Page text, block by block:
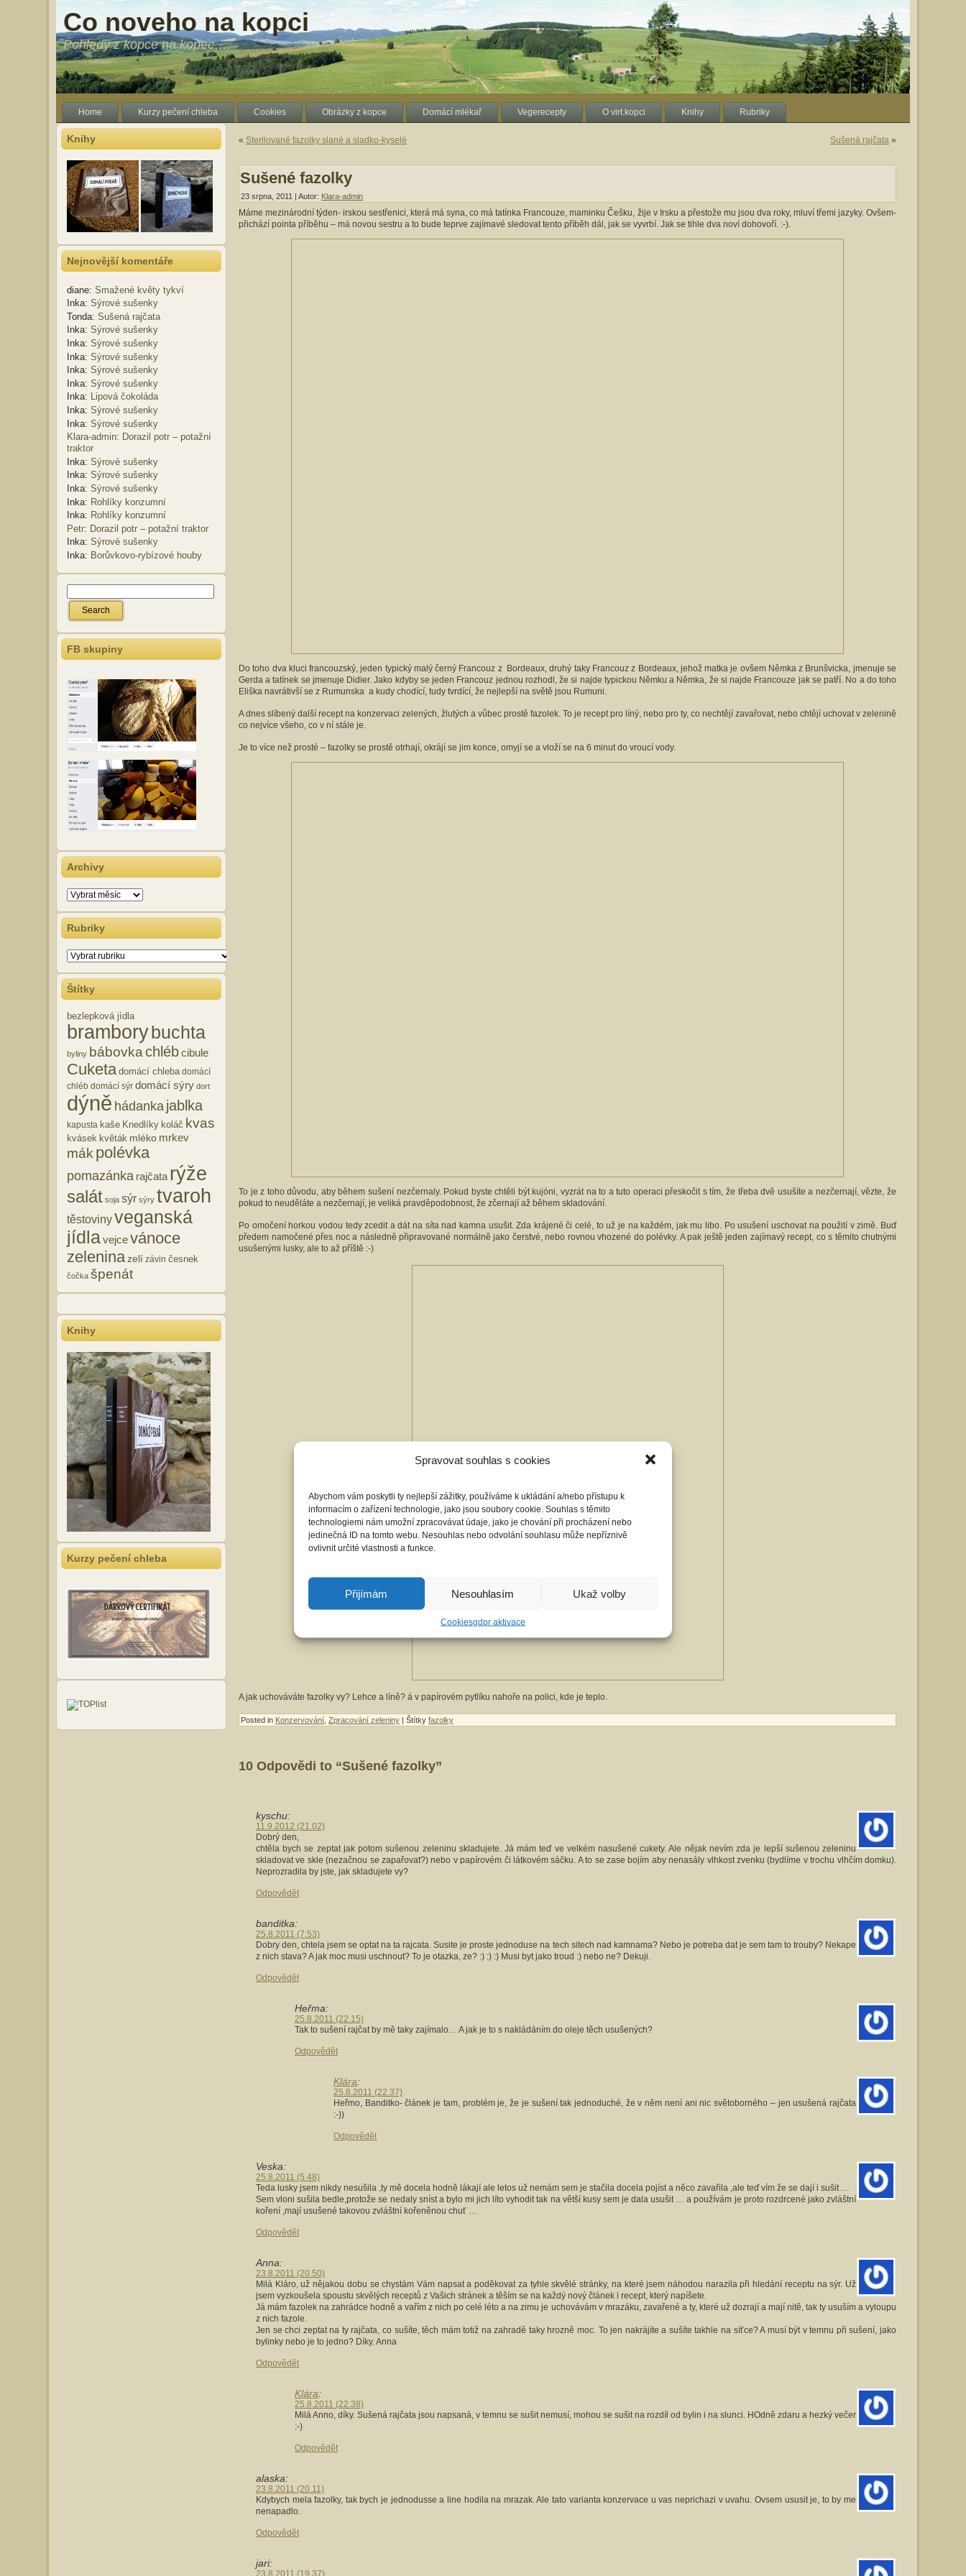
Spravovat souhlas s cookies
Abychom vám poskytli ty nejlepší zážitky, používáme k ukládání a/nebo přístupu k
informacím o zařízení technologie, jako jsou soubory cookie. Souhlas s těmito
technologiemi nám umožní zpracovávat údaje, jako je chování při procházení nebo
jedinečná ID na tomto webu. Nesouhlas nebo odvolání souhlasu může nepříznivě
ovlivnit určité vlastnosti a funkce.
Přijímám Nesouhlasím Ukaž volby
Cookiesgdpr aktivace
Co noveho na kopci
Pohledy z kopce na kopec….
Home Kurzy pečení chleba Cookies Obrázky z kopce Domácí mlékař Vegerecepty O virt.kopci Knihy Rubriky
Knihy
Nejnovější komentáře
diane: Smažené květy tykví
Inka: Sýrové sušenky
Tonda: Sušená rajčata
Inka: Sýrové sušenky
Inka: Sýrové sušenky
Inka: Sýrové sušenky
Inka: Sýrové sušenky
Inka: Sýrové sušenky
Inka: Lipová čokoláda
Inka: Sýrové sušenky
Inka: Sýrové sušenky
Klara-admin: Dorazil potr – potažní
traktor
Inka: Sýrové sušenky
Inka: Sýrové sušenky
Inka: Sýrové sušenky
Inka: Rohlíky konzumní
Inka: Rohlíky konzumní
Petr: Dorazil potr – potažní traktor
Inka: Sýrové sušenky
Inka: Borůvkovo-rybízové houby
FB skupiny
Archivy
Archivy
Rubriky
Rubriky
Štítky
bezlepková jídla
brambory buchta
byliny bábovkachlébcibule
Cuketa domácí chleba domácí
chléb domácí sýr domácí sýry dort
dýně hádanka jablka
kapusta kaše Knedlíky koláč kvas
kvásek květák mléko mrkev
mákpolévka
pomazánka rajčata rýže
salát soja sýr sýry tvaroh
těstovinyveganská
jídlavejcevánoce
zeleninazelí závin česnek
čočka špenát
Knihy
Kurzy pečení chleba
« Sterilované fazolky slané a sladko-kyselé Sušená rajčata »
Sušené fazolky
23 srpna, 2011 | Autor: Klara-admin
Máme mezinárodní týden- irskou sestřenici, která má syna, co má tatínka Francouze, maminku Češku, žije v Irsku a přestože mu jsou dva roky, mluví třemi jazyky. Ovšem-
přichází pointa příběhu – má novou sestru a to bude teprve zajímavé sledovat tento příběh dál, jak se vyvrbí. Jak se tihle dva noví dohovoří. :-).
Do toho dva kluci francouzský, jeden typický malý černý Francouz z Bordeaux, druhý taky Francouz z Bordeaux, jehož matka je ovšem Němka z Brunšvicka, jmenuje se
Gerda a tatínek se jmenuje Didier. Jako kdyby se jeden Francouz jednou rozhodl, že si najde typickou Němku a Němka, že si najde Francouze jak se patří. No a do toho
Eliška navrátivší se z Rumunska a kudy chodící, tudy tvrdící, že nejlepší na světě jsou Rumuni.
A dnes slíbený další recept na konzervaci zelených, žlutých a vůbec prostě fazolek. To je recept pro líný, nebo pro ty, co nechtějí zavařovat, nebo chtějí uchovat v zelenině
co nejvíce všeho, co v ní stále je.
Je to více než prosté – fazolky se prostě otrhají, okrájí se jim konce, omyjí se a vloží se na 6 minut do vroucí vody.
To je z toho důvodu, aby během sušení nezčernaly. Pokud byste chtěli být kujóni, vyzrát na to a tuto operaci přeskočit s tím, že třeba dvě usušíte a nezčernají, vězte, že
pokud to neuděláte a nezčernají, je veliká pravděpodobnost, že zčernají až během skladování.
Po omočení horkou vodou tedy zcedit a dát na síta nad kamna usušit. Zda krájené či celé, to už je na každém, jak mu libo. Po usušení uschovat na použití v zimě. Buď
předem namočené přes noc a následně připravované normálně jako čerstvé, nebo rovnou vhozené do polévky. A pak ještě jeden zajímavý recept, co s těmito chutnými
usušenými lusky, ale to až příště :-)
A jak uchováváte fazolky vy? Lehce a líně? á v papírovém pytlíku nahoře na polici, kde je teplo.
Posted in Konzervování Zpracování zeleniny | Štítky fazolky
10 Odpovědi to “Sušené fazolky”
kyschu:
11.9.2012 (21.02)
Dobrý den,
chtěla bych se zeptat jak potom sušenou zeleninu skladujete. Já mám teď ve velkém nasušené cukety. Ale nějak nevím zda je lepší sušenou zeleninu
skladovat ve skle (nezačnou se zapařovat?) nebo v papírovém či látkovém sáčku. A to se zase bojím aby nenasály vlhkost zvenku (bydlíme v trochu vlhčím domku).
Neprozradila by jste, jak skladujete vy?
Odpovědět
banditka:
25.8.2011 (7.53)
Dobry den, chtela jsem se optat na ta rajcata. Susite je proste jednoduse na tech sitech nad kamnama? Nebo je potreba dat je sem tam to trouby? Nekape
z nich stava? A jak moc musi uschnout? To je otazka, ze? :) :) :) Musi byt jako troud :) nebo ne? Dekuji.
Odpovědět
Heřma:
25.8.2011 (22.15)
Tak to sušení rajčat by mě taky zajímalo… A jak je to s nakládáním do oleje těch usušených?
Odpovědět
Klára:
25.8.2011 (22.37)
Heřmo, Banditko- článek je tam, problém je, že je sušení tak jednoduché, že v něm není ani nic světoborného – jen usušená rajčata
:-))
Odpovědět
Veska:
25.8.2011 (5.48)
Teda lusky jsem nikdy nesušila ,ty mě docela hodně lákají ale letos už nemám sem je stačila docela pojíst a něco zavařila ,ale teď vím že se dají i sušit …
Sem vloni sušila bedle,protože se nedaly sníst a bylo mi jich líto vyhodit tak na větší kusy sem je dala usušit … a používám je proto rozdrcené jako zvláštní
koření ,mají usušené takovou zvláštní kořeněnou chuť …
Odpovědět
Anna:
23.8.2011 (20.50)
Milá Kláro, už nějakou dobu se chystám Vám napsat a poděkovat za tyhle skvělé stránky, na které jsem náhodou narazila při hledání receptu na sýr. Už
jsem vyzkoušela spoustu skvělých receptů z Vašich stránek a těším se na každý nový článek i recept, který napíšete.
Já mám fazolek na zahrádce hodně a vařím z nich po celé léto a na zimu je uchovávám v mrazáku, zavařené a ty, které už dozrají a mají nitě, tak ty usuším a vyloupu
z nich fazole.
Jen se chci zeptat na ty rajčata, co sušíte, těch mám totiž na zahradě taky hrozně moc. To jen nakrájíte a sušíte takhle na síťce? A musí být v temnu při sušení, jako
bylinky nebo je to jedno? Díky. Anna
Odpovědět
Klára:
25.8.2011 (22.38)
Milá Anno, díky. Sušená rajčata jsou napsaná, v temnu se sušit nemusí, mohou se sušit na rozdíl od bylin i na slunci. HOdně zdaru a hezký večer
:-)
Odpovědět
alaska:
23.8.2011 (20.11)
Kdybych mela fazolky, tak bych je jednodusse a line hodila na mrazak. Ale tato varianta konzervace u vas neprichazi v uvahu. Ovsem ususit je, to by me
nenapadlo.
Odpovědět
jari:
23.8.2011 (19.37)